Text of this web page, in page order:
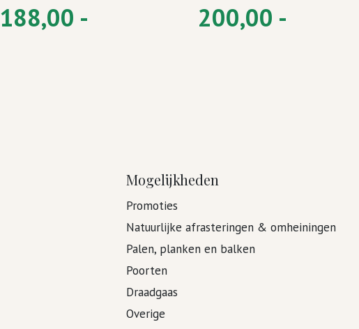
188,00 - 200,00 -
Mogelijkheden
Promoties
Natuurlijke afrasteringen & omheiningen
Palen, planken en balken
Poorten
Draadgaas
Overige